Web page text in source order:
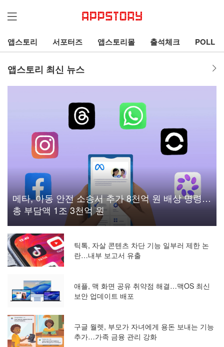
앱스토리 서포터즈 앱스토리몰 출석체크 POLL
앱스토리 최신 뉴스
메타, 아동 안전 소송서 추가 8천억 원 배상 명령…
총 부담액 1조 3천억 원
틱톡, 자살 콘텐츠 차단 기능 일부러 제한 논
란…내부 보고서 유출
애플, 맥 화면 공유 취약점 해결…맥OS 최신
보안 업데이트 배포
구글 월렛, 부모가 자녀에게 용돈 보내는 기능
추가…가족 금융 관리 강화